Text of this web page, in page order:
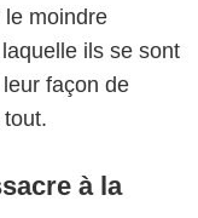
le moindre
ils se sont
façon de
à la